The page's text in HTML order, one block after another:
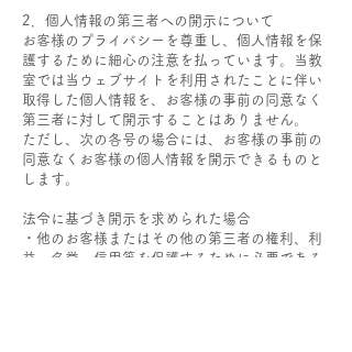
2．個人情報の第三者への開示について
お客様のプライバシーを尊重し、個人情報を保
護するために細心の注意を払っています。当教
室では当ウェブサイトを利用されたことに伴い
取得した個人情報を、お客様の事前の同意なく
第三者に対して開示することはありません。
ただし、次の各号の場合には、お客様の事前の
同意なくお客様の個人情報を開示できるものと
します。
法令に基づき開示を求められた場合
・他のお客様またはその他の第三者の権利、利
益、名誉、信用等を保護するために必要である